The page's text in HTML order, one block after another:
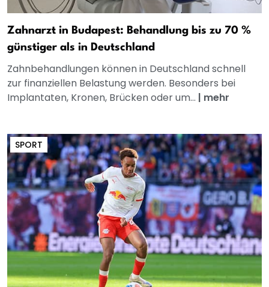
Zahnarzt in Budapest: Behandlung bis zu 70 %
günstiger als in Deutschland
Zahnbehandlungen können in Deutschland schnell
zur finanziellen Belastung werden. Besonders bei
Implantaten, Kronen, Brücken oder um... | mehr
SPORT